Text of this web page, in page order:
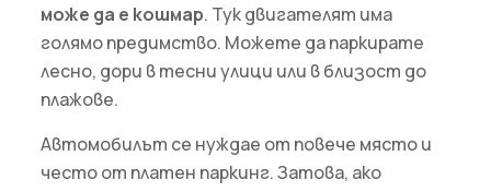
може да е кошмар. Тук двигателят има
голямо предимство. Можете да паркирате
лесно, дори в тесни улици или в близост до
плажове.
Автомобилът се нуждае от повече място и
често от платен паркинг. Затова, ако